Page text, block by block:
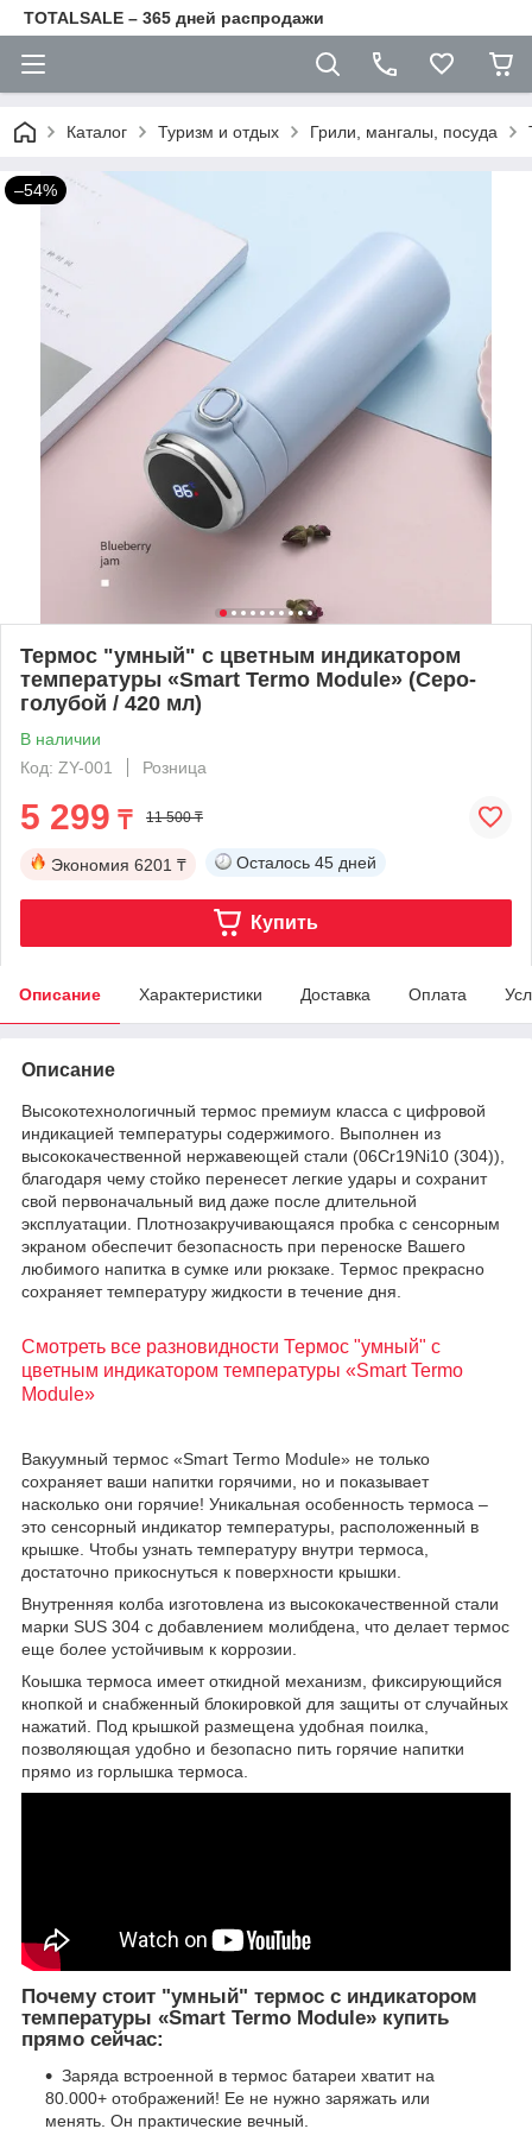
TOTALSALE – 365 дней распродажи
Каталог Туризм и отдых Грили, мангалы, посуда
–54%
Термос "умный" с цветным индикатором
температуры «Smart Termo Module» (Серо-
голубой / 420 мл)
В наличии
Код: ZY-001
Розница
5 299 ₸ 11 500 ₸
Экономия 6201 ₸ Осталось 45 дней
Купить
Описание Характеристики Доставка Оплата
Описание
Высокотехнологичный термос премиум класса с цифровой
индикацией температуры содержимого. Выполнен из
высококачественной нержавеющей стали (06Cr19Ni10 (304)),
благодаря чему стойко перенесет легкие удары и сохранит
свой первоначальный вид даже после длительной
эксплуатации. Плотнозакручивающаяся пробка с сенсорным
экраном обеспечит безопасность при переноске Вашего
любимого напитка в сумке или рюкзаке. Термос прекрасно
сохраняет температуру жидкости в течение дня.
Смотреть все разновидности Термос "умный" с
цветным индикатором температуры «Smart Termo
Module»
Вакуумный термос «Smart Termo Module» не только
сохраняет ваши напитки горячими, но и показывает
насколько они горячие! Уникальная особенность термоса –
это сенсорный индикатор температуры, расположенный в
крышке. Чтобы узнать температуру внутри термоса,
достаточно прикоснуться к поверхности крышки.
Внутренняя колба изготовлена из высококачественной стали
марки SUS 304 с добавлением молибдена, что делает термос
еще более устойчивым к коррозии.
Коышка термоса имеет откидной механизм, фиксирующийся
кнопкой и снабженный блокировкой для защиты от случайных
нажатий. Под крышкой размещена удобная поилка,
позволяющая удобно и безопасно пить горячие напитки
прямо из горлышка термоса.
Почему стоит "умный" термос с индикатором
температуры «Smart Termo Module» купить
прямо сейчас:
Заряда встроенной в термос батареи хватит на
80.000+ отображений! Ее не нужно заряжать или
менять. Он практические вечный.